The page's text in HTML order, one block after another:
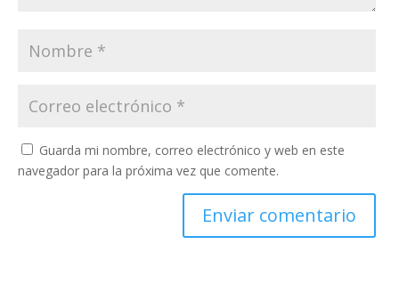
Guarda mi nombre, correo electrónico y web en este
navegador para la próxima vez que comente.